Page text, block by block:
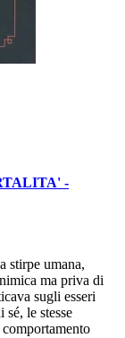
-
stirpe umana,
ma priva di
sugli esseri
le stesse